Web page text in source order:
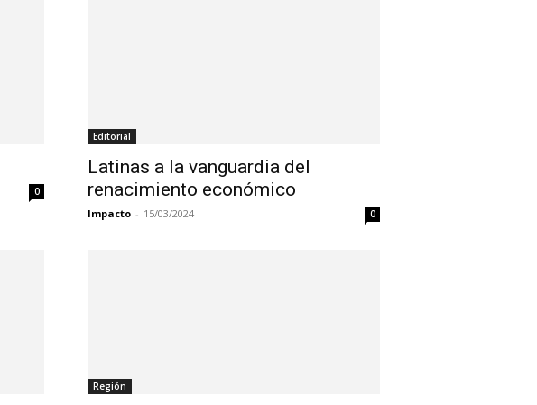
0
Editorial
Latinas a la vanguardia del
renacimiento económico
Impacto - 15/03/2024 0
Región